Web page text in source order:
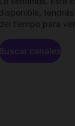
disponible,
del tiempo para
canales